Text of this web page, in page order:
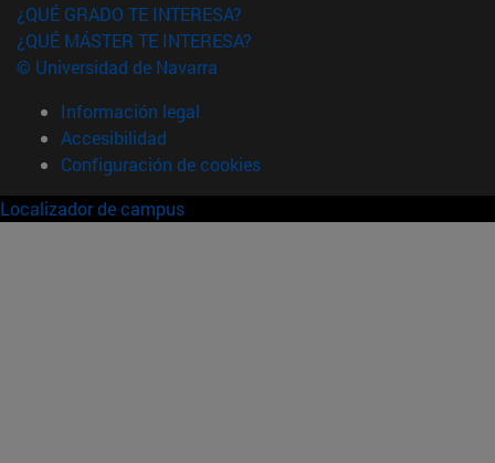
¿QUÉ GRADO TE INTERESA?
¿QUÉ MÁSTER TE INTERESA?
© Universidad de Navarra
Información legal
Accesibilidad
Configuración de cookies
Localizador de campus